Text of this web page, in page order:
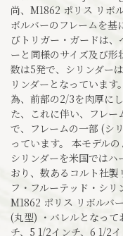
尚、M1862 ポリス リボ
ボルバーのフレームを基
びトリガー・ガードは
ーと同様のサイズ及び
数は5発で、シリンダー
リンダーとなっていま
為、前部の2/3を肉厚に
た、これに伴い、フレ
で、フレームの一部 (シ
っています。 本モデル
シリンダーを米国では
おり、数あるコルト社
フ・フルーテッド・シリ
M1862 ポリス リボルバ
(丸型) ・バレルとなって
チ、5 1/2インチ、6 1/2